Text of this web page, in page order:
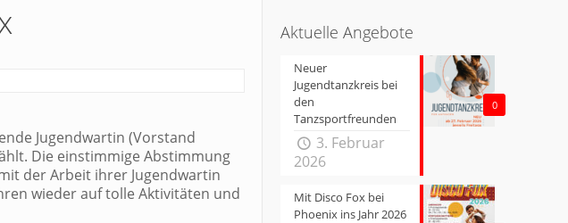
Jugendwartin (Vorstand
Die einstimmige Abstimmung
der Arbeit ihrer Jugendwartin
wieder auf tolle Aktivitäten und
Aktuelle Angebote
0
Neuer
Jugendtanzkreis bei
den
Tanzsportfreunden
3. Februar
2026
Mit Disco Fox bei
Phoenix ins Jahr 2026